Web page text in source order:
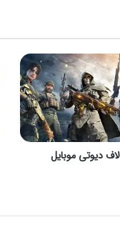
ر
ن
ل
و
ن
م
ی
ش
ت